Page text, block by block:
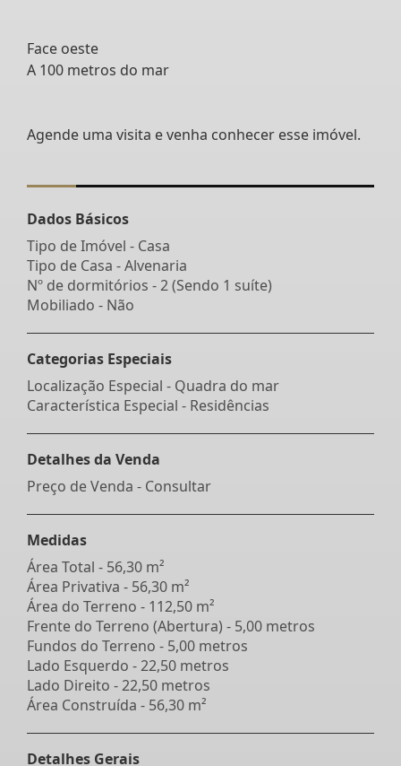
Face oeste
A 100 metros do mar
Agende uma visita e venha conhecer esse imóvel.
Dados Básicos
Tipo de Imóvel - Casa
Tipo de Casa - Alvenaria
Nº de dormitórios - 2 (Sendo 1 suíte)
Mobiliado - Não
Categorias Especiais
Localização Especial - Quadra do mar
Característica Especial - Residências
Detalhes da Venda
Preço de Venda - Consultar
Medidas
Área Total - 56,30 m²
Área Privativa - 56,30 m²
Área do Terreno - 112,50 m²
Frente do Terreno (Abertura) - 5,00 metros
Fundos do Terreno - 5,00 metros
Lado Esquerdo - 22,50 metros
Lado Direito - 22,50 metros
Área Construída - 56,30 m²
Detalhes Gerais